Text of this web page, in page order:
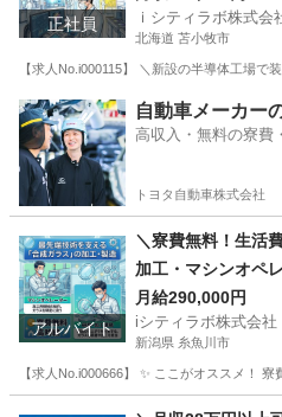
正社員 ｉシティラボ株式会
北海道 苫小牧市
【求人No.i000115】 ＼新設の半導体工場
北海道 苫小牧市 その他
自動車メーカー
高収入・無料の寮費
トヨタ自動車株式会社
アルバイト
＼寮費無料！生活
加工・マシンオペ
月給290,000円
iシティラボ株式会社
新潟県 糸魚川市
【求人No.i000666】 ✨ ここがオススメ！
その他 無料